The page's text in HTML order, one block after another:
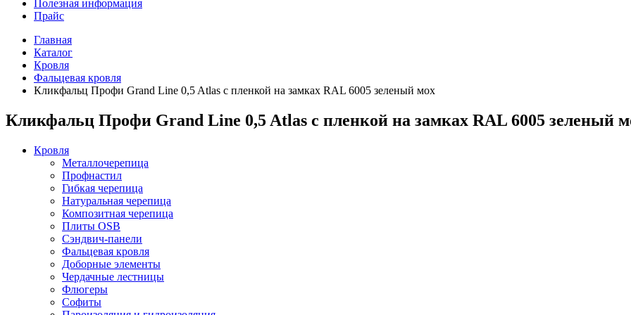
Полезная информация
Прайс
Главная
Каталог
Кровля
Фальцевая кровля
Кликфальц Профи Grand Line 0,5 Atlas с пленкой на замках RAL 6005 зеленый мох
Кликфальц Профи Grand Line 0,5 Atlas с пленкой на замках RAL 6005 зеленый
Кровля
Металлочерепица
Профнастил
Гибкая черепица
Натуральная черепица
Композитная черепица
Плиты OSB
Сэндвич-панели
Фальцевая кровля
Доборные элементы
Чердачные лестницы
Флюгеры
Софиты